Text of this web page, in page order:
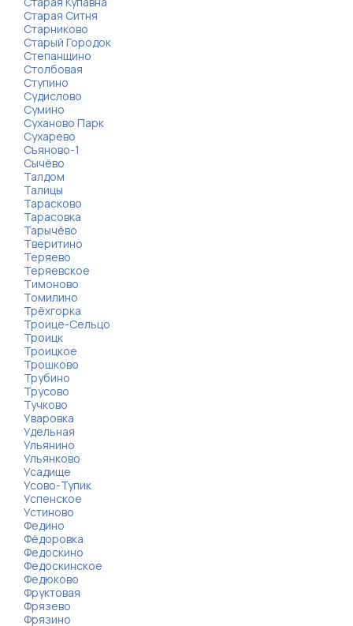
Старая Ситня
Старниково
Старый Городок
Степанщино
Столбовая
Ступино
Судислово
Сумино
Суханово Парк
Сухарево
Съяново-1
Сычёво
Талдом
Талицы
Тарасково
Тарасовка
Тарычёво
Тверитино
Теряево
Теряевское
Тимоново
Томилино
Трёхгорка
Троице-Сельцо
Троицк
Троицкое
Трошково
Трубино
Трусово
Тучково
Уваровка
Удельная
Ульянино
Ульянково
Усадище
Усово-Тупик
Успенское
Устиново
Федино
Фёдоровка
Федоскино
Федоскинское
Федюково
Фруктовая
Фрязево
Фрязино